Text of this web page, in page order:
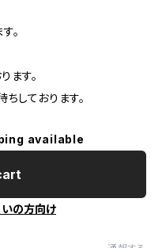
。
ます。
しております。
available
の方向け